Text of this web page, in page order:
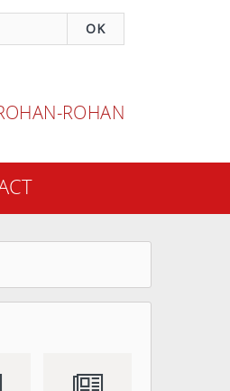
OK
ROHAN